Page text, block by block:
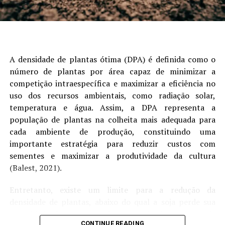
refletindo expectativas de ampla oferta global. A
pressão vem também dos estoques trimestrais de 1º de
mesmo período do ano passado. A queda do petróleo em
Nova York reforça o movimento de baixa.
* Os estoques trimestrais de milho dos EUA em 1º de
setembro de 2025 totalizaram 1,531 bilhão de bushels,
13% abaixo do volume de um ano antes (1,763 bilhão).
Ainda assim, o número superou as expectativas do
mercado, de 1,336 bilhão de bushels.
* Do total, 643,2 milhões de bushels estavam
armazenados com produtores, queda de 18% frente aos
780,4 milhões registrados em 2024. Os estoques fora das
A densidade de plantas ótima (DPA) é definida como o
número de plantas por área capaz de minimizar a
competição intraespecífica e maximizar a eficiência no
uso dos recursos ambientais, como radiação solar,
temperatura e água. Assim, a DPA representa a
população de plantas na colheita mais adequada para
cada ambiente de produção, constituindo uma
importante estratégia para reduzir custos com
sementes e maximizar a produtividade da cultura
(Balest, 2021).
Entretanto, existe um limite para a redução da
capacidade de compensação por meio do aumento da
CONTINUE READING